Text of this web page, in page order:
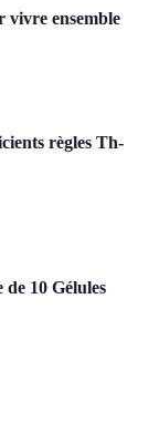
vivre ensemble
règles Th-
10 Gélules